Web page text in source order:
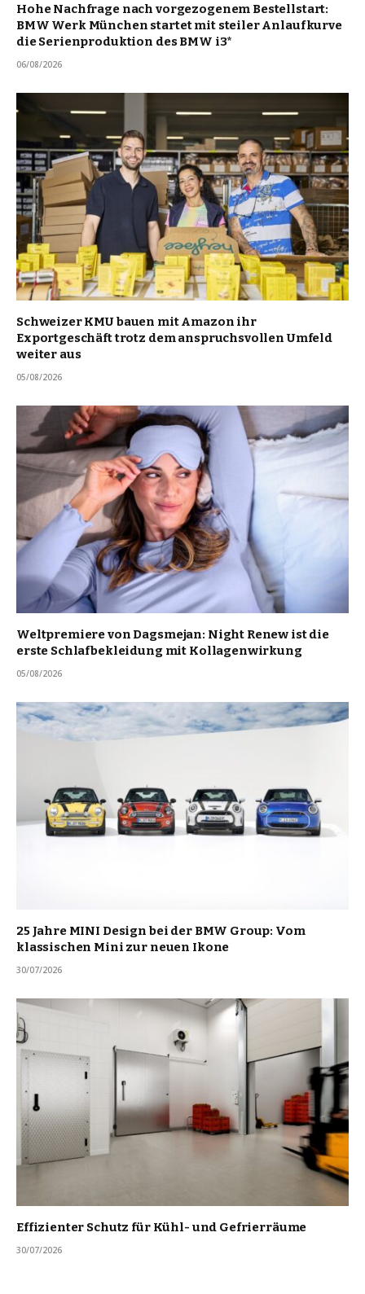
Hohe Nachfrage nach vorgezogenem Bestellstart:
BMW Werk München startet mit steiler Anlaufkurve
die Serienproduktion des BMW i3*
06/08/2026
Schweizer KMU bauen mit Amazon ihr
Exportgeschäft trotz dem anspruchsvollen Umfeld
weiter aus
05/08/2026
Weltpremiere von Dagsmejan: Night Renew ist die
erste Schlafbekleidung mit Kollagenwirkung
05/08/2026
25 Jahre MINI Design bei der BMW Group: Vom
klassischen Mini zur neuen Ikone
30/07/2026
Effizienter Schutz für Kühl- und Gefrierräume
30/07/2026